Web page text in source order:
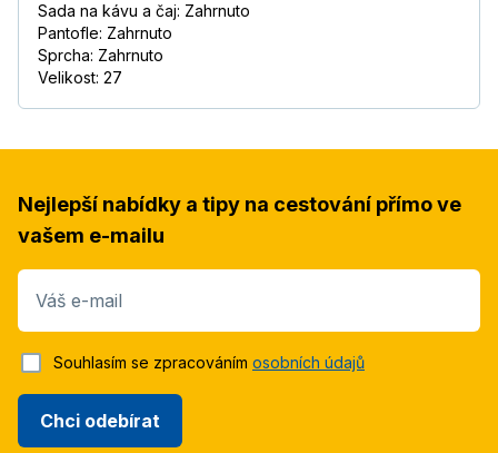
Sada na kávu a čaj: Zahrnuto
Pantofle: Zahrnuto
Sprcha: Zahrnuto
Velikost: 27
Nejlepší nabídky a tipy na cestování přímo ve
vašem e-mailu
Váš e-mail
Chci odebírat
Souhlasím se zpracováním osobních údajů